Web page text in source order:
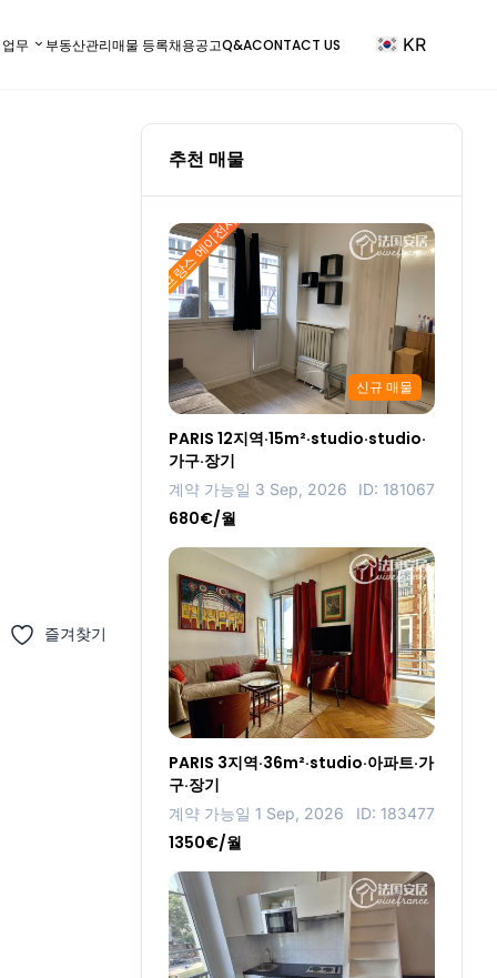
무 부동산관리매물 등록채용공고Q&ACONTACT US KR
즐겨찾기
추천 매물
프랑스 에이전시
신규 매물
PARIS 12지역·15m²·studio·studio·
가구·장기
계약 가능일 3 Sep, 2026 ID: 181067
680€/월
PARIS 3지역·36m²·studio·아파트·가
구·장기
계약 가능일 1 Sep, 2026 ID: 183477
1350€/월